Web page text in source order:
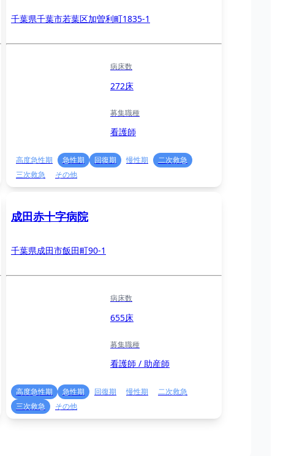
千葉県千葉市若葉区加曽利町1835-1
病床数
272床
募集職種
看護師
高度急性期 急性期 回復期 慢性期
二次救急
三次救急
その他
成田赤十字病院
千葉県成田市飯田町90-1
病床数
655床
募集職種
看護師 / 助産師
高度急性期 急性期 回復期 慢性期
二次救急
三次救急
その他